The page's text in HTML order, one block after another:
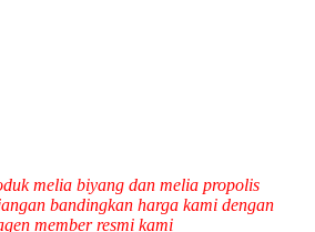
melia biyang dan melia propolis
bandingkan harga kami dengan
member resmi kami